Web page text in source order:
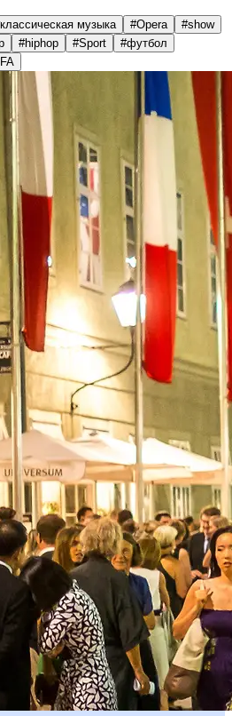
классическая музыка #Opera #show
#hiphop #Sport #футбол